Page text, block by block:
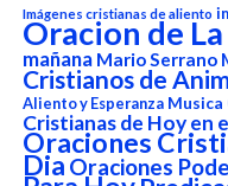
Imágenes cristianas de aliento
Oracion de
mañana Mario Serrano
Cristianos de
Aliento y Esperanza
Cristianas de Hoy en
Oraciones
Dia Oraciones